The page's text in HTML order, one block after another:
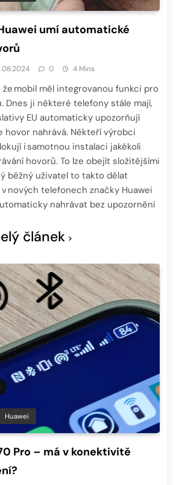
umí automatické
0 4 Mins
že mobil měl integrovanou funkci pro
Dnes ji některé telefony stále mají,
EU automaticky upozorňují
hovor nahrává. Někteří výrobci
i samotnou instalaci jakékoli
hovorů. To lze obejít složitějšími
běžný uživatel to takto dělat
nových telefonech značky Huawei
nahrávat bez upozornění
článek
Huawei
Pro – má v konektivitě